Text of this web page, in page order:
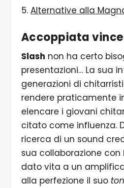
Alternative alla
Accoppiata
Slash non ha certo
presentazioni… La sua
generazioni di
rendere praticamente
elencare i giovani
citato come influenza.
ricerca di un sound
sua collaborazione con
dato vita a un
alla perfezione il suo